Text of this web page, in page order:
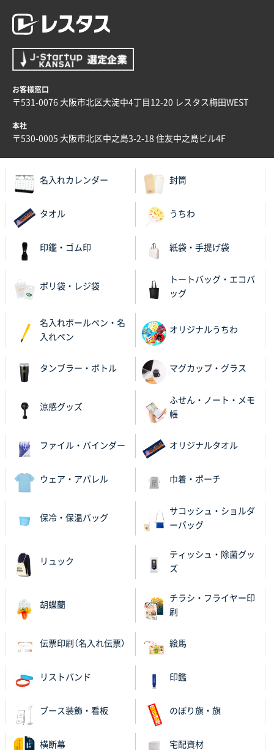
2025年12月02日 23:00
ロゴが入れられること
大阪府E社様
2025年11月28日 15:13
他部署のスタッフからの指示
兵庫県S社様
以前発注しているので、データが残っている点が良か
2025年11月25日 16:41
前回同様、安心できるから
uni ジェットストリーム 05
2025年11月21日 16:39
何度か注文していて、満足していたから
神奈川県のお客様
2025年11月18日 13:29
のし文言が変更できたのと価格。
千葉県M社様
ワンポイント箔押し紙袋 Sサイズ(A5対応)
2025年11月06日 14:57
営業ご担当者さまより、ご丁寧なサポートをいただ
進められました。
【ポリ袋】特別ご注文ページ
3000枚
昨年利用した時に、納期と金額面でかなり業者さんを
比較して決めさせていただきました。 昨年注文分も、
納期がギリギリだったにも関わらず、丁寧に対応して
対応を頂いており助かっております。
和歌山県S社様
2025年11月05日 11:13
お客様窓口
〒531-0076 大阪市北区大淀中4丁目12-20 レスタス梅田WEST
本社
〒530-0005 大阪市北区中之島3-2-18 住友中之島ビル4F
名入れカレンダー 封筒
タオル うちわ
印鑑・ゴム印 紙袋・手提げ袋
ポリ袋・レジ袋
トートバッグ・エコバ
ッグ
名入れボールペン・名
入れペン
オリジナルうちわ
タンブラー・ボトル マグカップ・グラス
涼感グッズ
ふせん・ノート・メモ
帳
ファイル・バインダー オリジナルタオル
ウェア・アパレル 巾着・ポーチ
保冷・保温バッグ
サコッシュ・ショルダ
ーバッグ
リュック
ティッシュ・除菌グッ
ズ
胡蝶蘭
チラシ・フライヤー印
刷
伝票印刷（名入れ伝票） 絵馬
リストバンド 印鑑
ブース装飾・看板 のぼり旗・旗
横断幕 宅配資材